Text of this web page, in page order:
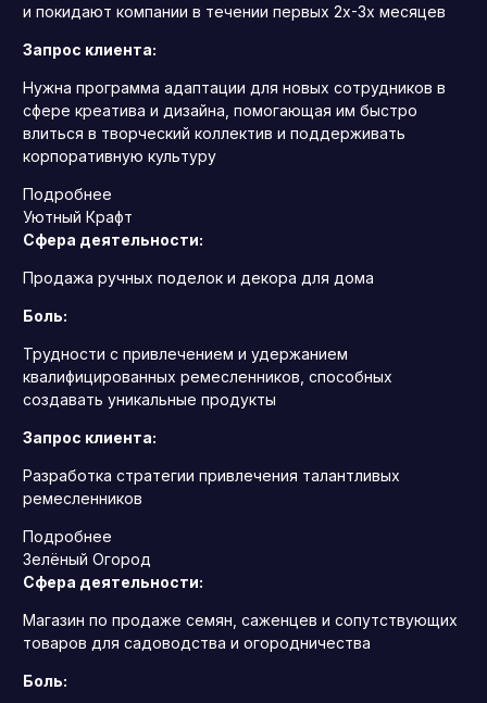
и покидают компании в течении первых 2х-3х месяцев
Запрос клиента:
Нужна программа адаптации для новых сотрудников в
сфере креатива и дизайна, помогающая им быстро
влиться в творческий коллектив и поддерживать
корпоративную культуру
Подробнее
Уютный Крафт
Сфера деятельности:
Продажа ручных поделок и декора для дома
Боль:
Трудности с привлечением и удержанием
квалифицированных ремесленников, способных
создавать уникальные продукты
Запрос клиента:
Разработка стратегии привлечения талантливых
ремесленников
Подробнее
Зелёный Огород
Сфера деятельности:
Магазин по продаже семян, саженцев и сопутствующих
товаров для садоводства и огородничества
Боль: